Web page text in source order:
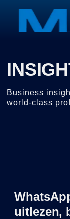
Business
world-class
uitlezen,